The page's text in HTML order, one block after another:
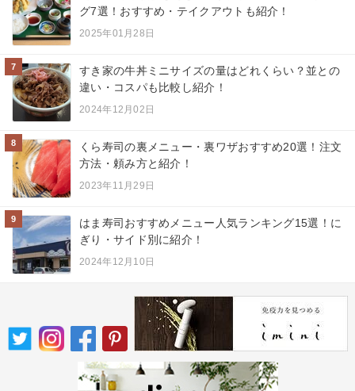
グ7選！おすすめ・テイクアウトも紹介！
2025年01月28日
7
すき家の牛丼ミニサイズの量はどれくらい？並との
違い・コスパも比較し紹介！
2024年12月02日
8
くら寿司の裏メニュー・裏ワザおすすめ20選！注文
方法・頼み方と紹介！
2023年11月29日
9
はま寿司おすすめメニュー人気ランキング15選！に
ぎり・サイド別に紹介！
2024年12月10日